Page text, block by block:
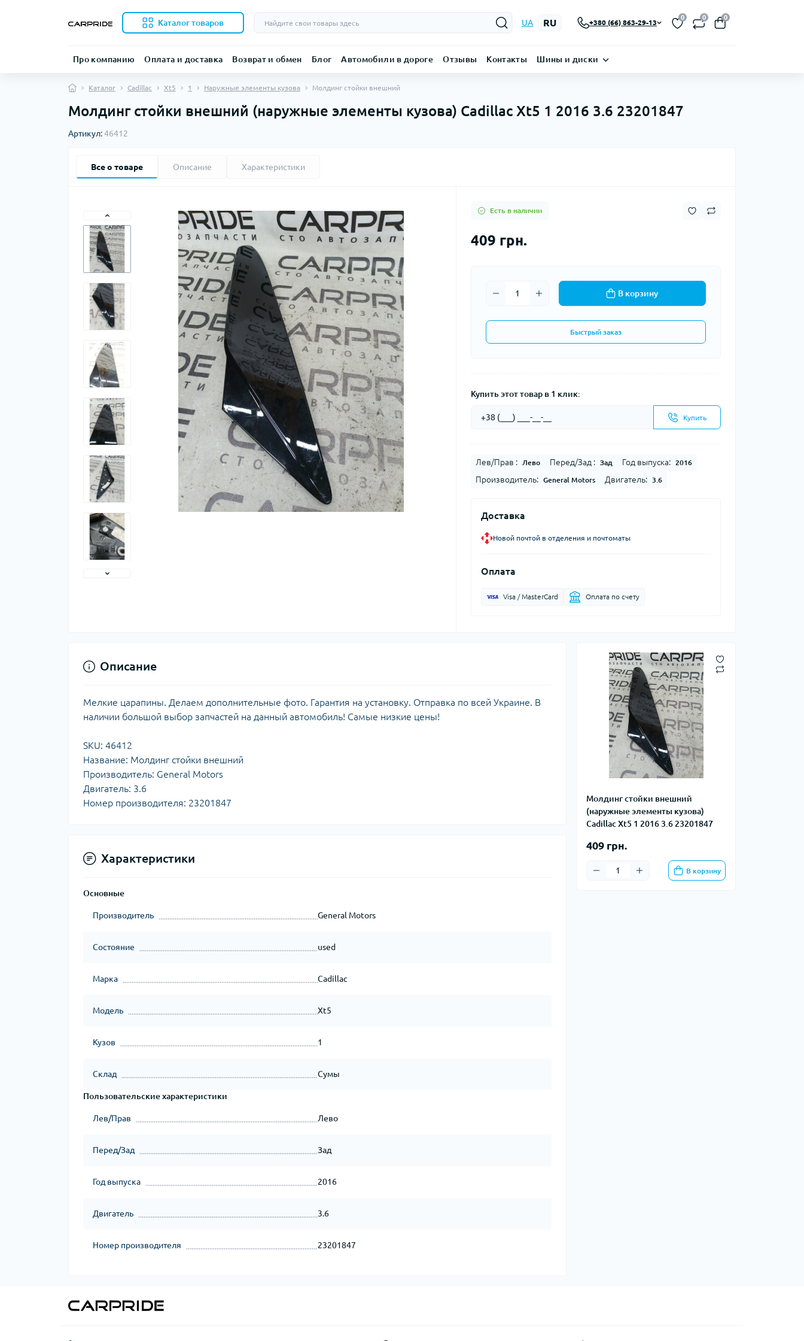
Каталог товаров UA RU +380 (66) 863-29-13
0 0 0
Про компанию Оплата и доставка Возврат и обмен Блог Автомобили в дороге Отзывы Контакты Шины и диски
Каталог Cadillac Xt5 1 Наружные элементы кузова Молдинг стойки внешний
Молдинг стойки внешний (наружные элементы кузова) Cadillac Xt5 1 2016 3.6 23201847
Артикул:46412
Все о товаре Описание Характеристики
Есть в наличии
409 грн.
В корзину
Быстрый заказ
Купить этот товар в 1 клик:
Купить
Лев/Прав : Лево Перед/Зад : Зад Год выпуска: 2016
Производитель: General Motors Двигатель: 3.6
Доставка
Новой почтой в отделения и почтоматы
Оплата
Visa / MasterCard Оплата по счету
Молдинг стойки внешний
(наружные элементы кузова)
Cadillac Xt5 1 2016 3.6 23201847
409 грн.
В корзину
Описание
Мелкие царапины. Делаем дополнительные фото. Гарантия на установку. Отправка по всей Украине. В
наличии большой выбор запчастей на данный автомобиль! Самые низкие цены!
SKU: 46412
Название: Молдинг стойки внешний
Производитель: General Motors
Двигатель: 3.6
Номер производителя: 23201847
Характеристики
Основные
Производитель General Motors
Состояние used
Марка Cadillac
Модель Xt5
Кузов 1
Склад Сумы
Пользовательские характеристики
Лев/Прав Лево
Перед/Зад Зад
Год выпуска 2016
Двигатель 3.6
Номер производителя 23201847